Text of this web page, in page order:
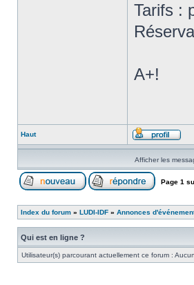
Tarifs :
A+!
Haut
Afficher les
Page 1
Index du forum » LUDI-IDF » Annonces
Qui est en ligne ?
Utilisateur(s) parcourant actuellement ce forum :